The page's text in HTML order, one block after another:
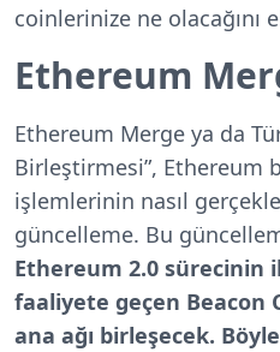
coinlerinize ne olacağını
Ethereum
Ethereum Merge ya da
Birleştirmesi”, Ethereum
işlemlerinin nasıl
güncelleme. Bu
Ethereum 2.0 sürecinin
faaliyete geçen Beacon
ana ağı birleşecek.